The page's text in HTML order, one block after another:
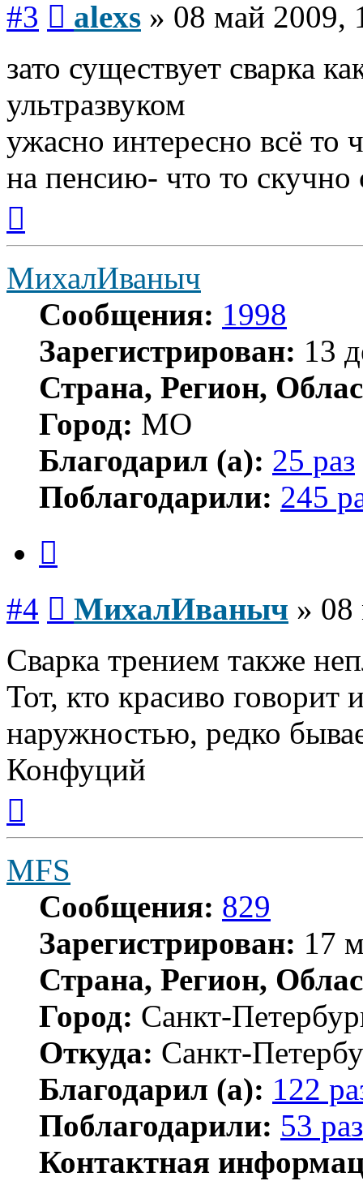
#3 alexs » 08 май 2009,
зато существует сварка
ультразвуком
ужасно интересно всё то
на пенсию- что то скучно
началу
МихалИваныч
Сообщения: 1998
Зарегистрирован: 13
Страна, Регион,
Город: МО
Благодарил (а): 25 раз
Поблагодарили: 245
#4 МихалИваныч » 08
Сварка трением также
Тот, кто красиво говорит
наружностью, редко
Конфуций
началу
MFS
Сообщения: 829
Зарегистрирован: 17
Страна, Регион,
Город: Санкт-
Откуда: Санкт-
Благодарил (а): 122
Поблагодарили: 53
Контактная